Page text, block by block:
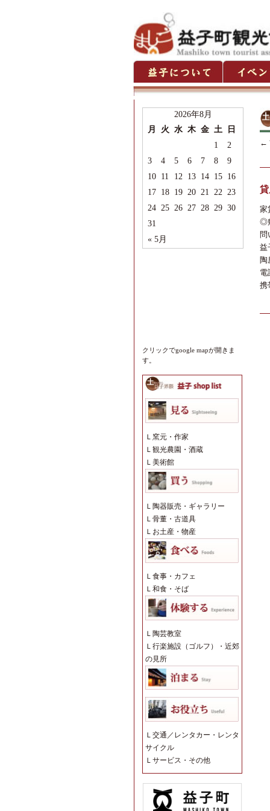
2026年8月
月
火 水 木 金 土 日
« 5月
1
2
3
4 5 6 7 8
9
10 11 12 13 14 15 16
17 18 19 20 21 22 23
24 25 26 27 28 29 30
31
クリックでgoogle mapが開きま
す。
Ｌ 窯元・作家
Ｌ 観光農園・酒蔵
Ｌ 美術館
Ｌ 陶器販売・ギャラリー
Ｌ 骨董・古道具
Ｌ お土産・物産
Ｌ 食事・カフェ
Ｌ 和食・そば
Ｌ 陶芸教室
Ｌ 行楽施設（ゴルフ）・近郊
の見所
Ｌ 交通／レンタカー・レンタ
サイクル
Ｌ サービス・その他
←
家
◎
問
益
電
携